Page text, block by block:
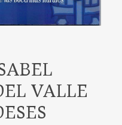
VALLE